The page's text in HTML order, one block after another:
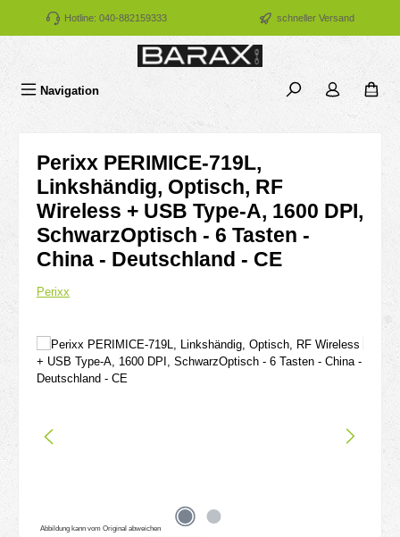
Zum Hauptinhalt springen
Hotline: 040-882159333 schneller Versand
Navigation
Perixx PERIMICE-719L,
Linkshändig, Optisch, RF
Wireless + USB Type-A, 1600 DPI,
SchwarzOptisch - 6 Tasten -
China - Deutschland - CE
Perixx
Bildergalerie überspringen
Abbildung kann vom Original abweichen